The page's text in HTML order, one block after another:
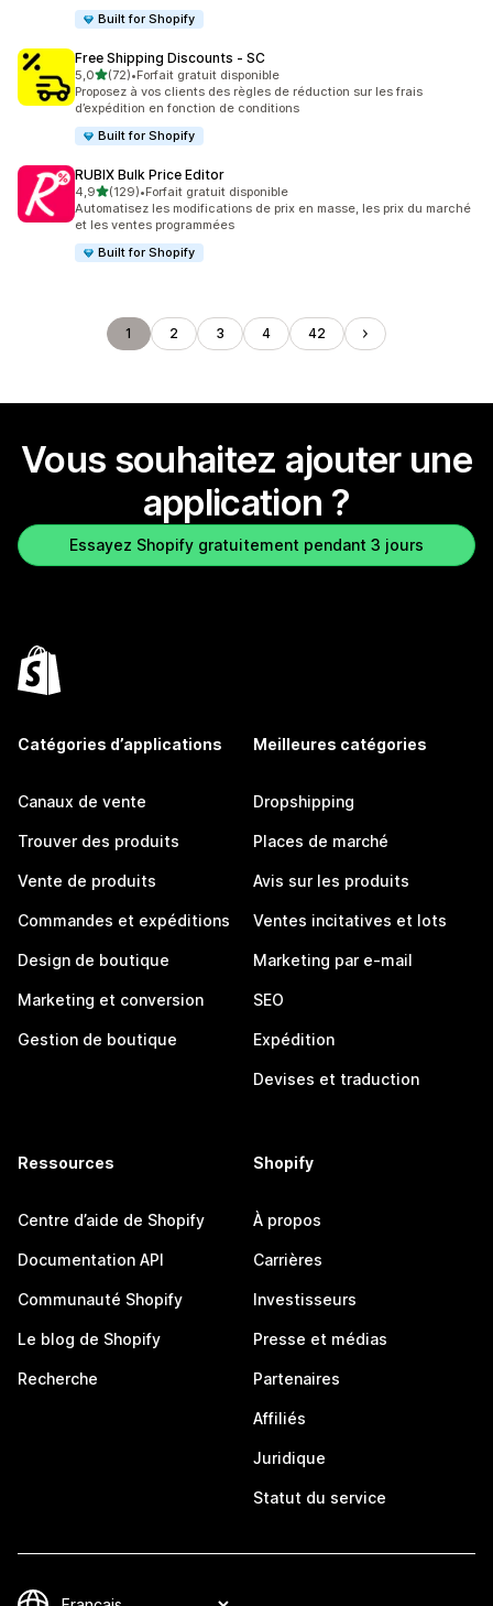
Built for Shopify
Free Shipping Discounts ‑ SC
5,0étoile(s) sur 5
(72)
72 avis au total
•Forfait gratuit disponible
Proposez à vos clients des règles de réduction sur les frais
d’expédition en fonction de conditions
Built for Shopify
RUBIX Bulk Price Editor
4,9étoile(s) sur 5
(129)
129 avis au total
•Forfait gratuit disponible
Automatisez les modifications de prix en masse, les prix du marché
et les ventes programmées
Built for Shopify
1 2 3 4 42
Vous souhaitez ajouter une
application ?
Essayez Shopify gratuitement pendant 3 jours
Catégories d’applications
Canaux de vente
Trouver des produits
Vente de produits
Commandes et expéditions
Design de boutique
Marketing et conversion
Gestion de boutique
Meilleures catégories
Dropshipping
Places de marché
Avis sur les produits
Ventes incitatives et lots
Marketing par e-mail
SEO
Expédition
Devises et traduction
Ressources
Centre d’aide de Shopify
Documentation API
Communauté Shopify
Le blog de Shopify
Recherche
Shopify
À propos
Carrières
Investisseurs
Presse et médias
Partenaires
Affiliés
Juridique
Statut du service